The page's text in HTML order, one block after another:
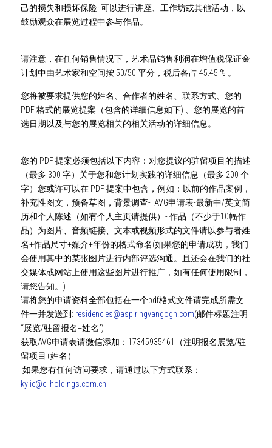
己的损失和损坏保险· 可以进行讲座、工作坊或其他活动，以
鼓励观众在展览过程中参与作品。
请注意，在任何销售情况下，艺术品销售利润在增值税保证金
计划中由艺术家和空间按 50/50 平分，税后各占 45.45 % 。
您将被要求提供您的姓名、合作者的姓名、联系方式、您的
PDF 格式的展览提案（包含的详细信息如下) 、您的展览的首
选日期以及与您的展览相关的相关活动的详细信息。
您的 PDF 提案必须包括以下内容：对您提议的驻留项目的描述
（最多 300 字）关于您和您计划实践的详细信息（最多 200 个
字）您或许可以在 PDF 提案中包含，例如：以前的作品案例，
补充性图文，预备草图，背景调查-  AVG申请表-最新中/英文简
历和个人陈述（如有个人主页请提供）- 作品（不少于10幅作
品）为图片、音频链接、文本或视频形式的文件请以参与者姓
名+作品尺寸+媒介+年份的格式命名(如果您的申请成功，我们
会使用其中的某张图片进行内部评选沟通。且还会在我们的社
交媒体或网站上使用这些图片进行推广，如有任何使用限制，
请您告知。)
请将您的申请资料全部包括在一个pdf格式文件请完成所需文
件一并发送到: residencies@aspiringvangogh.com(邮件标题注明
“展览/驻留报名+姓名”)
获取AVG申请表请微信添加：17345935461（注明报名展览/驻
留项目+姓名）
如果您有任何访问要求，请通过以下方式联系：
kylie@eliholdings.com.cn